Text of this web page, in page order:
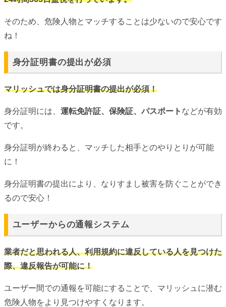
そのため、危険人物とマッチすることは少ないので安心です
ね！
身分証明書の提出が必須
マリッシュでは身分証明書の提出が必須！
身分証明には、 運転免許証、保険証、パスポート などが有効
です。
身分証明が終わると、マッチした相手とのやりとりが可能
に！
身分証明書の提出により、なりすまし被害を防ぐことができ
るので安心！
ユーザーからの通報システム
業者だと思われる人、利用規約に違反している人を見つけた
際、違反報告が可能に！
ユーザー間での通報を可能にすることで、マリッシュに潜む
危険人物をより見つけやすくなります。